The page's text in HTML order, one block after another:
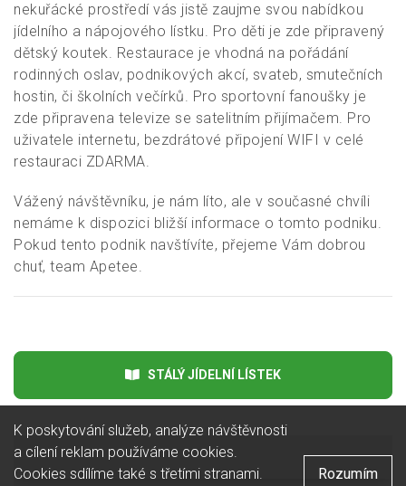
nekuřácké prostředí vás jistě zaujme svou nabídkou
jídelního a nápojového lístku. Pro děti je zde připravený
dětský koutek. Restaurace je vhodná na pořádání
rodinných oslav, podnikových akcí, svateb, smutečních
hostin, či školních večírků. Pro sportovní fanoušky je
zde připravena televize se satelitním přijímačem. Pro
uživatele internetu, bezdrátové připojení WIFI v celé
restauraci ZDARMA.
Vážený návštěvníku, je nám líto, ale v současné chvíli
nemáme k dispozici bližší informace o tomto podniku.
Pokud tento podnik navštívíte, přejeme Vám dobrou
chuť, team Apetee.
STÁLÝ JÍDELNÍ LÍSTEK
K poskytování služeb, analýze návštěvnosti
a cílení reklam používáme cookies.
Cookies sdílíme také s třetími stranami.
Rozumím